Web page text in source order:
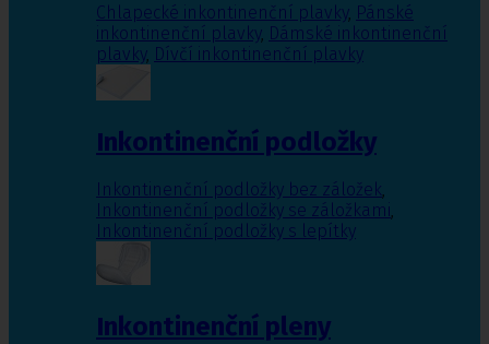
Chlapecké inkontinenční plavky, Pánské
inkontinenční plavky, Dámské inkontinenční
plavky, Dívčí inkontinenční plavky
Inkontinenční podložky
Inkontinenční podložky bez záložek,
Inkontinenční podložky se záložkami,
Inkontinenční podložky s lepítky
Inkontinenční pleny